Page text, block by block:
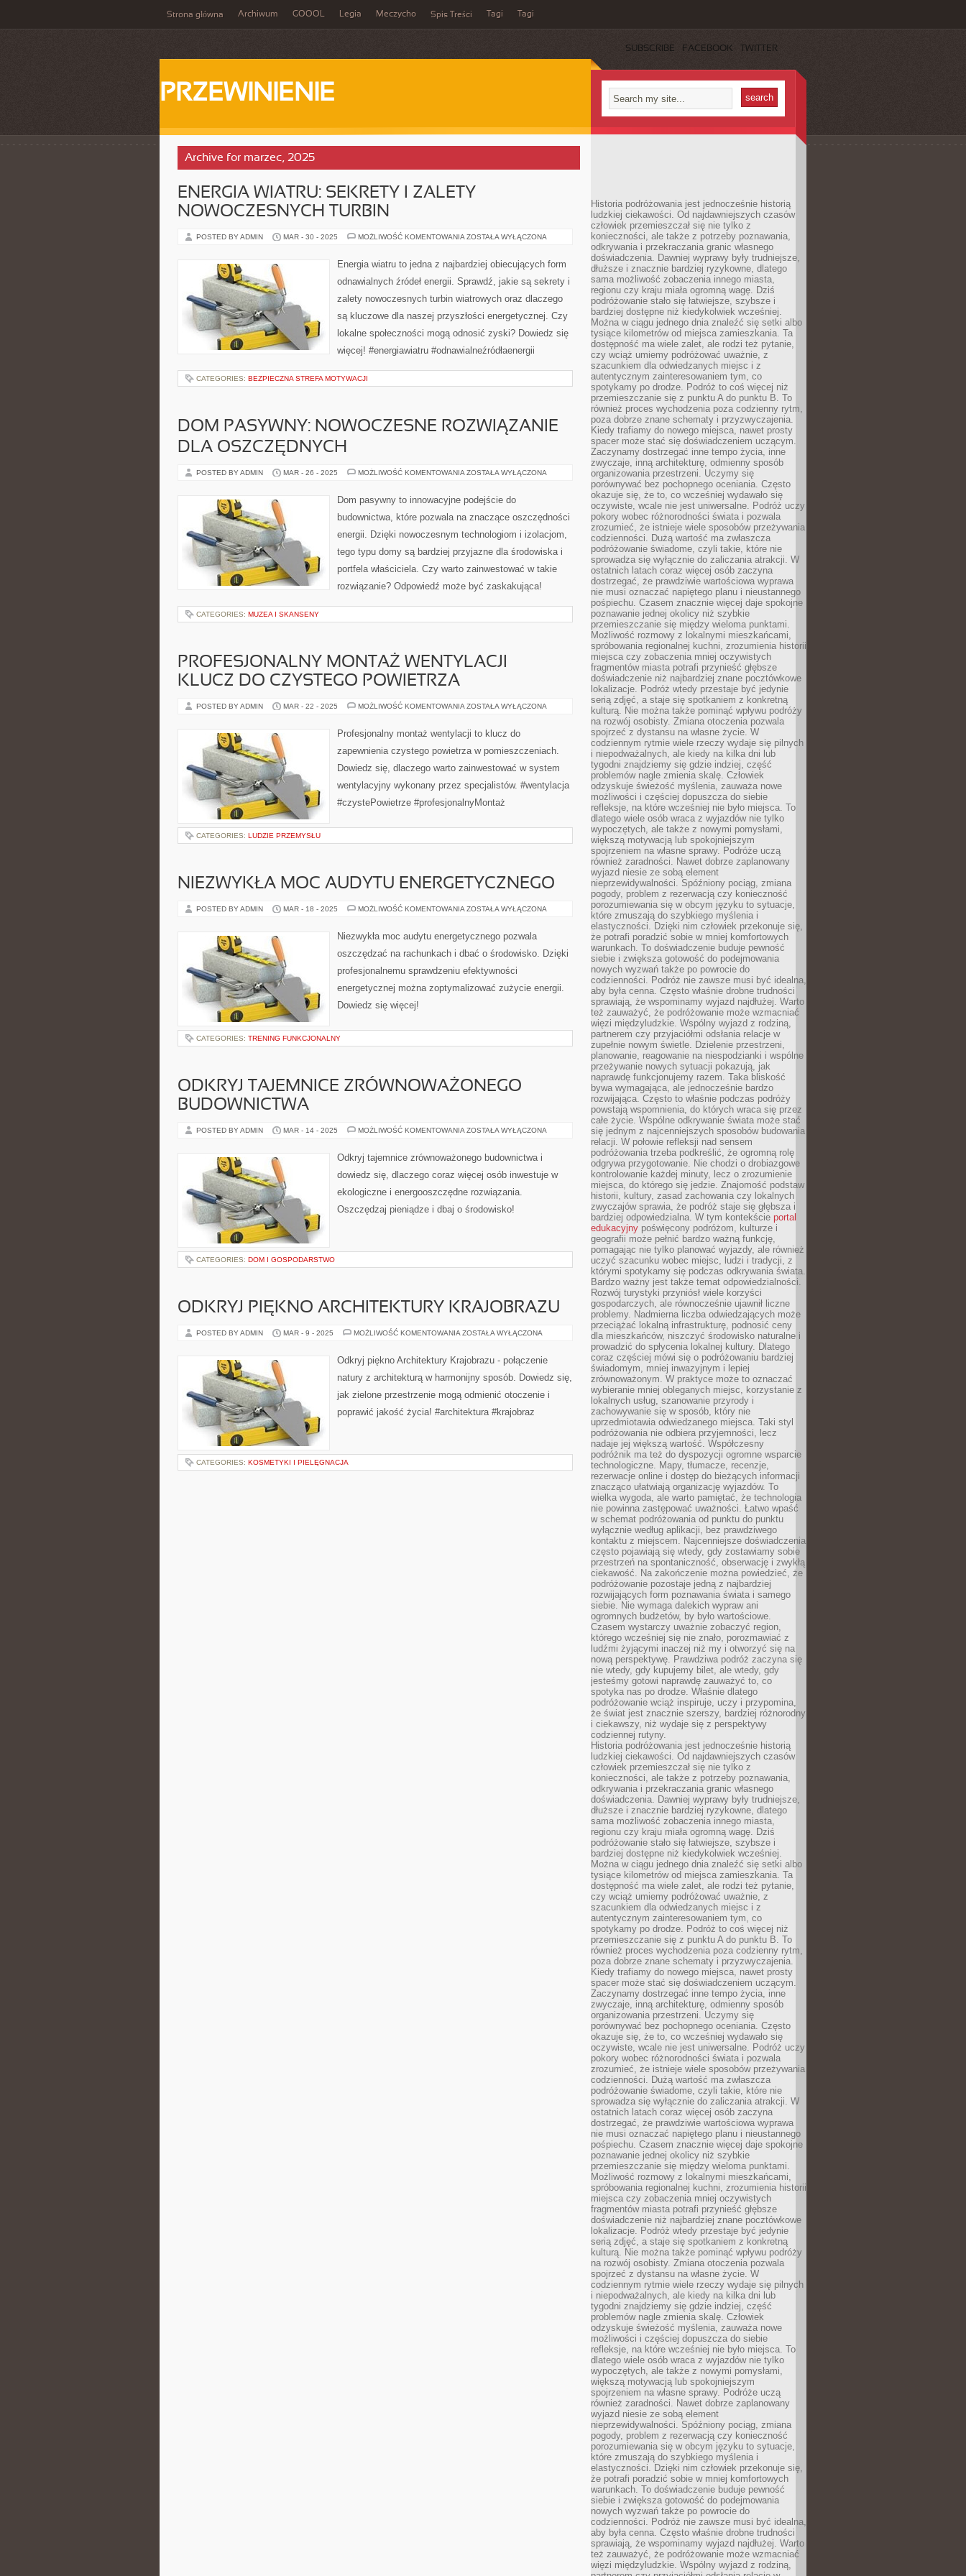
Strona główna Archiwum GOOOL Legia Meczycho Spis Treści Tagi Tagi
SUBSCRIBE FACEBOOK TWITTER
PRZEWINIENIE
Archive for marzec, 2025
ENERGIA WIATRU: SEKRETY I ZALETY
NOWOCZESNYCH TURBIN
POSTED BY ADMIN MAR - 30 - 2025 MOŻLIWOŚĆ KOMENTOWANIA ENERGIA
ZALETY
TURBIN
ZOSTAŁA WYŁĄCZONA
Energia wiatru to jedna z najbardziej obiecujących form
odnawialnych źródeł energii. Sprawdź, jakie są sekrety i
zalety nowoczesnych turbin wiatrowych oraz dlaczego
są kluczowe dla naszej przyszłości energetycznej. Czy
lokalne społeczności mogą odnosić zyski? Dowiedz się
więcej! #energiawiatru #odnawialneźródłaenergii
CATEGORIES: BEZPIECZNA STREFA MOTYWACJI
DOM PASYWNY: NOWOCZESNE ROZWIĄZANIE
DLA OSZCZĘDNYCH
POSTED BY ADMIN MAR - 26 - 2025 MOŻLIWOŚĆ KOMENTOWANIA DOM
ROZWIĄZANIE
DLA
ZOSTAŁA WYŁĄCZONA
Dom pasywny to innowacyjne podejście do
budownictwa, które pozwala na znaczące oszczędności
energii. Dzięki nowoczesnym technologiom i izolacjom,
tego typu domy są bardziej przyjazne dla środowiska i
portfela właściciela. Czy warto zainwestować w takie
rozwiązanie? Odpowiedź może być zaskakująca!
CATEGORIES: MUZEA I SKANSENY
PROFESJONALNY MONTAŻ WENTYLACJI –
KLUCZ DO CZYSTEGO POWIETRZA
POSTED BY ADMIN MAR - 22 - 2025 MOŻLIWOŚĆ KOMENTOWANIA PROFESJONALNY
–
KLUCZ
CZYSTEGO
ZOSTAŁA WYŁĄCZONA
Profesjonalny montaż wentylacji to klucz do
zapewnienia czystego powietrza w pomieszczeniach.
Dowiedz się, dlaczego warto zainwestować w system
wentylacyjny wykonany przez specjalistów. #wentylacja
#czystePowietrze #profesjonalnyMontaż
CATEGORIES: LUDZIE PRZEMYSŁU
NIEZWYKŁA MOC AUDYTU ENERGETYCZNEGO
POSTED BY ADMIN MAR - 18 - 2025 MOŻLIWOŚĆ KOMENTOWANIA NIEZWYKŁA
ENERGETYCZNEGO
ZOSTAŁA WYŁĄCZONA
Niezwykła moc audytu energetycznego pozwala
oszczędzać na rachunkach i dbać o środowisko. Dzięki
profesjonalnemu sprawdzeniu efektywności
energetycznej można zoptymalizować zużycie energii.
Dowiedz się więcej!
CATEGORIES: TRENING FUNKCJONALNY
ODKRYJ TAJEMNICE ZRÓWNOWAŻONEGO
BUDOWNICTWA
POSTED BY ADMIN MAR - 14 - 2025 MOŻLIWOŚĆ KOMENTOWANIA ODKRYJ
BUDOWNICTWA
ZOSTAŁA WYŁĄCZONA
Odkryj tajemnice zrównoważonego budownictwa i
dowiedz się, dlaczego coraz więcej osób inwestuje w
ekologiczne i energooszczędne rozwiązania.
Oszczędzaj pieniądze i dbaj o środowisko!
CATEGORIES: DOM I GOSPODARSTWO
ODKRYJ PIĘKNO ARCHITEKTURY KRAJOBRAZU
POSTED BY ADMIN MAR - 9 - 2025 MOŻLIWOŚĆ KOMENTOWANIA ODKRYJ
KRAJOBRAZU
ZOSTAŁA WYŁĄCZONA
Odkryj piękno Architektury Krajobrazu - połączenie
natury z architekturą w harmonijny sposób. Dowiedz się,
jak zielone przestrzenie mogą odmienić otoczenie i
poprawić jakość życia! #architektura #krajobraz
CATEGORIES: KOSMETYKI I PIELĘGNACJA
Historia podróżowania jest jednocześnie historią
ludzkiej ciekawości. Od najdawniejszych czasów
człowiek przemieszczał się nie tylko z
konieczności, ale także z potrzeby poznawania,
odkrywania i przekraczania granic własnego
doświadczenia. Dawniej wyprawy były trudniejsze,
dłuższe i znacznie bardziej ryzykowne, dlatego
sama możliwość zobaczenia innego miasta,
regionu czy kraju miała ogromną wagę. Dziś
podróżowanie stało się łatwiejsze, szybsze i
bardziej dostępne niż kiedykolwiek wcześniej.
Można w ciągu jednego dnia znaleźć się setki albo
tysiące kilometrów od miejsca zamieszkania. Ta
dostępność ma wiele zalet, ale rodzi też pytanie,
czy wciąż umiemy podróżować uważnie, z
szacunkiem dla odwiedzanych miejsc i z
autentycznym zainteresowaniem tym, co
spotykamy po drodze. Podróż to coś więcej niż
przemieszczanie się z punktu A do punktu B. To
również proces wychodzenia poza codzienny rytm,
poza dobrze znane schematy i przyzwyczajenia.
Kiedy trafiamy do nowego miejsca, nawet prosty
spacer może stać się doświadczeniem uczącym.
Zaczynamy dostrzegać inne tempo życia, inne
zwyczaje, inną architekturę, odmienny sposób
organizowania przestrzeni. Uczymy się
porównywać bez pochopnego oceniania. Często
okazuje się, że to, co wcześniej wydawało się
oczywiste, wcale nie jest uniwersalne. Podróż uczy
pokory wobec różnorodności świata i pozwala
zrozumieć, że istnieje wiele sposobów przeżywania
codzienności. Dużą wartość ma zwłaszcza
podróżowanie świadome, czyli takie, które nie
sprowadza się wyłącznie do zaliczania atrakcji. W
ostatnich latach coraz więcej osób zaczyna
dostrzegać, że prawdziwie wartościowa wyprawa
nie musi oznaczać napiętego planu i nieustannego
pośpiechu. Czasem znacznie więcej daje spokojne
poznawanie jednej okolicy niż szybkie
przemieszczanie się między wieloma punktami.
Możliwość rozmowy z lokalnymi mieszkańcami,
spróbowania regionalnej kuchni, zrozumienia historii
miejsca czy zobaczenia mniej oczywistych
fragmentów miasta potrafi przynieść głębsze
doświadczenie niż najbardziej znane pocztówkowe
lokalizacje. Podróż wtedy przestaje być jedynie
serią zdjęć, a staje się spotkaniem z konkretną
kulturą. Nie można także pominąć wpływu podróży
na rozwój osobisty. Zmiana otoczenia pozwala
spojrzeć z dystansu na własne życie. W
codziennym rytmie wiele rzeczy wydaje się pilnych
i niepodważalnych, ale kiedy na kilka dni lub
tygodni znajdziemy się gdzie indziej, część
problemów nagle zmienia skalę. Człowiek
odzyskuje świeżość myślenia, zauważa nowe
możliwości i częściej dopuszcza do siebie
refleksje, na które wcześniej nie było miejsca. To
dlatego wiele osób wraca z wyjazdów nie tylko
wypoczętych, ale także z nowymi pomysłami,
większą motywacją lub spokojniejszym
spojrzeniem na własne sprawy. Podróże uczą
również zaradności. Nawet dobrze zaplanowany
wyjazd niesie ze sobą element
nieprzewidywalności. Spóźniony pociąg, zmiana
pogody, problem z rezerwacją czy konieczność
porozumiewania się w obcym języku to sytuacje,
które zmuszają do szybkiego myślenia i
elastyczności. Dzięki nim człowiek przekonuje się,
że potrafi poradzić sobie w mniej komfortowych
warunkach. To doświadczenie buduje pewność
siebie i zwiększa gotowość do podejmowania
nowych wyzwań także po powrocie do
codzienności. Podróż nie zawsze musi być idealna,
aby była cenna. Często właśnie drobne trudności
sprawiają, że wspominamy wyjazd najdłużej. Warto
też zauważyć, że podróżowanie może wzmacniać
więzi międzyludzkie. Wspólny wyjazd z rodziną,
partnerem czy przyjaciółmi odsłania relacje w
zupełnie nowym świetle. Dzielenie przestrzeni,
planowanie, reagowanie na niespodzianki i wspólne
przeżywanie nowych sytuacji pokazują, jak
naprawdę funkcjonujemy razem. Taka bliskość
bywa wymagająca, ale jednocześnie bardzo
rozwijająca. Często to właśnie podczas podróży
powstają wspomnienia, do których wraca się przez
całe życie. Wspólne odkrywanie świata może stać
się jednym z najcenniejszych sposobów budowania
relacji. W połowie refleksji nad sensem
podróżowania trzeba podkreślić, że ogromną rolę
odgrywa przygotowanie. Nie chodzi o drobiazgowe
kontrolowanie każdej minuty, lecz o zrozumienie
miejsca, do którego się jedzie. Znajomość podstaw
historii, kultury, zasad zachowania czy lokalnych
zwyczajów sprawia, że podróż staje się głębsza i
bardziej odpowiedzialna. W tym kontekście portal
edukacyjny poświęcony podróżom, kulturze i
geografii może pełnić bardzo ważną funkcję,
pomagając nie tylko planować wyjazdy, ale również
uczyć szacunku wobec miejsc, ludzi i tradycji, z
którymi spotykamy się podczas odkrywania świata.
Bardzo ważny jest także temat odpowiedzialności.
Rozwój turystyki przyniósł wiele korzyści
gospodarczych, ale równocześnie ujawnił liczne
problemy. Nadmierna liczba odwiedzających może
przeciążać lokalną infrastrukturę, podnosić ceny
dla mieszkańców, niszczyć środowisko naturalne i
prowadzić do spłycenia lokalnej kultury. Dlatego
coraz częściej mówi się o podróżowaniu bardziej
świadomym, mniej inwazyjnym i lepiej
zrównoważonym. W praktyce może to oznaczać
wybieranie mniej obleganych miejsc, korzystanie z
lokalnych usług, szanowanie przyrody i
zachowywanie się w sposób, który nie
uprzedmiotawia odwiedzanego miejsca. Taki styl
podróżowania nie odbiera przyjemności, lecz
nadaje jej większą wartość. Współczesny
podróżnik ma też do dyspozycji ogromne wsparcie
technologiczne. Mapy, tłumacze, recenzje,
rezerwacje online i dostęp do bieżących informacji
znacząco ułatwiają organizację wyjazdów. To
wielka wygoda, ale warto pamiętać, że technologia
nie powinna zastępować uważności. Łatwo wpaść
w schemat podróżowania od punktu do punktu
wyłącznie według aplikacji, bez prawdziwego
kontaktu z miejscem. Najcenniejsze doświadczenia
często pojawiają się wtedy, gdy zostawiamy sobie
przestrzeń na spontaniczność, obserwację i zwykłą
ciekawość. Na zakończenie można powiedzieć, że
podróżowanie pozostaje jedną z najbardziej
rozwijających form poznawania świata i samego
siebie. Nie wymaga dalekich wypraw ani
ogromnych budżetów, by było wartościowe.
Czasem wystarczy uważnie zobaczyć region,
którego wcześniej się nie znało, porozmawiać z
ludźmi żyjącymi inaczej niż my i otworzyć się na
nową perspektywę. Prawdziwa podróż zaczyna się
nie wtedy, gdy kupujemy bilet, ale wtedy, gdy
jesteśmy gotowi naprawdę zauważyć to, co
spotyka nas po drodze. Właśnie dlatego
podróżowanie wciąż inspiruje, uczy i przypomina,
że świat jest znacznie szerszy, bardziej różnorodny
i ciekawszy, niż wydaje się z perspektywy
codziennej rutyny.
Historia podróżowania jest jednocześnie historią
ludzkiej ciekawości. Od najdawniejszych czasów
człowiek przemieszczał się nie tylko z
konieczności, ale także z potrzeby poznawania,
odkrywania i przekraczania granic własnego
doświadczenia. Dawniej wyprawy były trudniejsze,
dłuższe i znacznie bardziej ryzykowne, dlatego
sama możliwość zobaczenia innego miasta,
regionu czy kraju miała ogromną wagę. Dziś
podróżowanie stało się łatwiejsze, szybsze i
bardziej dostępne niż kiedykolwiek wcześniej.
Można w ciągu jednego dnia znaleźć się setki albo
tysiące kilometrów od miejsca zamieszkania. Ta
dostępność ma wiele zalet, ale rodzi też pytanie,
czy wciąż umiemy podróżować uważnie, z
szacunkiem dla odwiedzanych miejsc i z
autentycznym zainteresowaniem tym, co
spotykamy po drodze. Podróż to coś więcej niż
przemieszczanie się z punktu A do punktu B. To
również proces wychodzenia poza codzienny rytm,
poza dobrze znane schematy i przyzwyczajenia.
Kiedy trafiamy do nowego miejsca, nawet prosty
spacer może stać się doświadczeniem uczącym.
Zaczynamy dostrzegać inne tempo życia, inne
zwyczaje, inną architekturę, odmienny sposób
organizowania przestrzeni. Uczymy się
porównywać bez pochopnego oceniania. Często
okazuje się, że to, co wcześniej wydawało się
oczywiste, wcale nie jest uniwersalne. Podróż uczy
pokory wobec różnorodności świata i pozwala
zrozumieć, że istnieje wiele sposobów przeżywania
codzienności. Dużą wartość ma zwłaszcza
podróżowanie świadome, czyli takie, które nie
sprowadza się wyłącznie do zaliczania atrakcji. W
ostatnich latach coraz więcej osób zaczyna
dostrzegać, że prawdziwie wartościowa wyprawa
nie musi oznaczać napiętego planu i nieustannego
pośpiechu. Czasem znacznie więcej daje spokojne
poznawanie jednej okolicy niż szybkie
przemieszczanie się między wieloma punktami.
Możliwość rozmowy z lokalnymi mieszkańcami,
spróbowania regionalnej kuchni, zrozumienia historii
miejsca czy zobaczenia mniej oczywistych
fragmentów miasta potrafi przynieść głębsze
doświadczenie niż najbardziej znane pocztówkowe
lokalizacje. Podróż wtedy przestaje być jedynie
serią zdjęć, a staje się spotkaniem z konkretną
kulturą. Nie można także pominąć wpływu podróży
na rozwój osobisty. Zmiana otoczenia pozwala
spojrzeć z dystansu na własne życie. W
codziennym rytmie wiele rzeczy wydaje się pilnych
i niepodważalnych, ale kiedy na kilka dni lub
tygodni znajdziemy się gdzie indziej, część
problemów nagle zmienia skalę. Człowiek
odzyskuje świeżość myślenia, zauważa nowe
możliwości i częściej dopuszcza do siebie
refleksje, na które wcześniej nie było miejsca. To
dlatego wiele osób wraca z wyjazdów nie tylko
wypoczętych, ale także z nowymi pomysłami,
większą motywacją lub spokojniejszym
spojrzeniem na własne sprawy. Podróże uczą
również zaradności. Nawet dobrze zaplanowany
wyjazd niesie ze sobą element
nieprzewidywalności. Spóźniony pociąg, zmiana
pogody, problem z rezerwacją czy konieczność
porozumiewania się w obcym języku to sytuacje,
które zmuszają do szybkiego myślenia i
elastyczności. Dzięki nim człowiek przekonuje się,
że potrafi poradzić sobie w mniej komfortowych
warunkach. To doświadczenie buduje pewność
siebie i zwiększa gotowość do podejmowania
nowych wyzwań także po powrocie do
codzienności. Podróż nie zawsze musi być idealna,
aby była cenna. Często właśnie drobne trudności
sprawiają, że wspominamy wyjazd najdłużej. Warto
też zauważyć, że podróżowanie może wzmacniać
więzi międzyludzkie. Wspólny wyjazd z rodziną,